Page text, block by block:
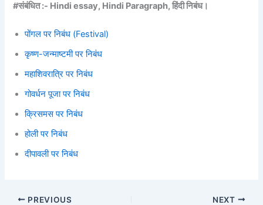
#संबंधित :- Hindi essay, Hindi Paragraph, हिंदी निबंध।
पोंगल पर निबंध (Festival)
कृष्ण-जन्माष्टमी पर निबंध
महाशिवरात्रि पर निबंध
गोवर्धन पूजा पर निबंध
क्रिसमस पर निबंध
होली पर निबंध
दीपावली पर निबंध
PREVIOUS NEXT